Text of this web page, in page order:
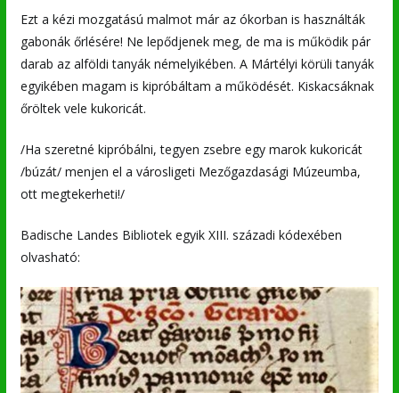
Ezt a kézi mozgatású malmot már az ókorban is használták
gabonák őrlésére! Ne lepődjenek meg, de ma is működik pár
darab az alföldi tanyák némelyikében. A Mártélyi körüli tanyák
egyikében magam is kipróbáltam a működését. Kiskacsáknak
őröltek vele kukoricát.
/Ha szeretné kipróbálni, tegyen zsebre egy marok kukoricát
/búzát/ menjen el a városligeti Mezőgazdasági Múzeumba,
ott megtekerheti!/
Badische Landes Bibliotek egyik XIII. századi kódexében
olvasható: